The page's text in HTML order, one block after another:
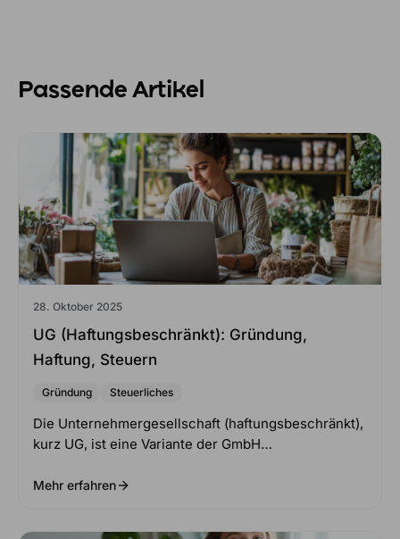
Passende Artikel
28. Oktober 2025
UG (haftungsbeschränkt): Gründung,
Haftung, Steuern
Gründung Steuerliches
Die Unternehmergesellschaft (haftungsbeschränkt),
kurz UG, ist eine Variante der GmbH…
Mehr erfahren